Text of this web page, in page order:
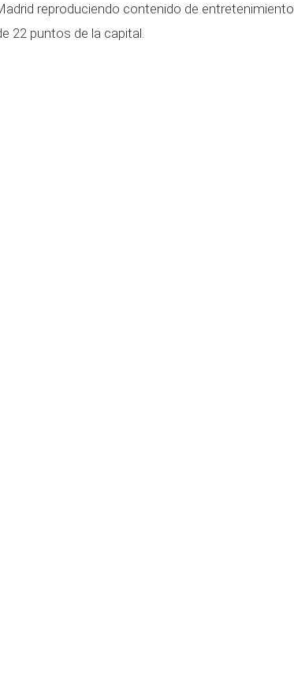
reproduciendo contenido de entretenimiento
22 puntos de la capital.